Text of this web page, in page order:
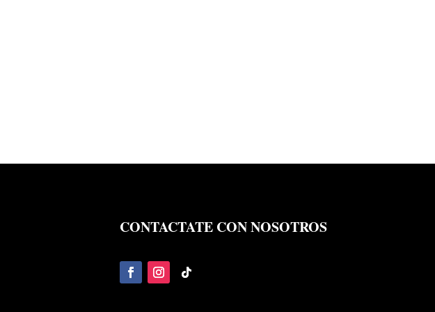
CONTACTATE CON NOSOTROS